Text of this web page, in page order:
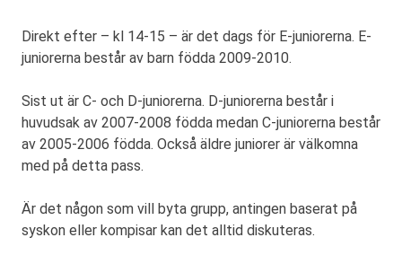
Direkt efter – kl 14-15 – är det dags för E-juniorerna. E-
juniorerna består av barn födda 2009-2010.
Sist ut är C- och D-juniorerna. D-juniorerna består i
huvudsak av 2007-2008 födda medan C-juniorerna består
av 2005-2006 födda. Också äldre juniorer är välkomna
med på detta pass.
Är det någon som vill byta grupp, antingen baserat på
syskon eller kompisar kan det alltid diskuteras.